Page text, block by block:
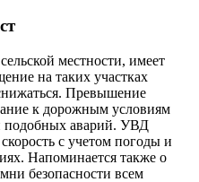
местности, имеет
на таких участках
Превышение
к дорожным условиям
подобных аварий. УВД
с учетом погоды и
Напоминается также о
безопасности всем